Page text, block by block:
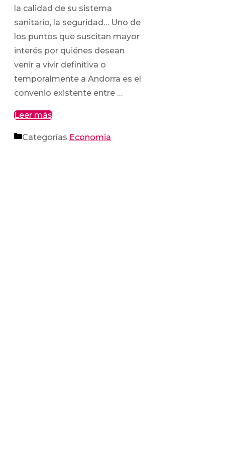
la calidad de su sistema
sanitario, la seguridad… Uno de
los puntos que suscitan mayor
interés por quiénes desean
venir a vivir definitiva o
temporalmente a Andorra es el
convenio existente entre …
Leer más
Categorías Economia